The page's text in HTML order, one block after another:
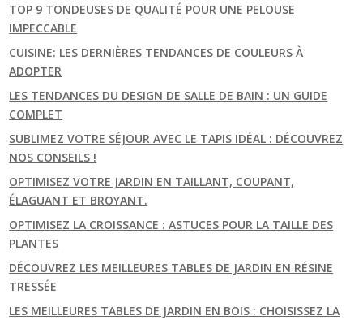
TOP 9 TONDEUSES DE QUALITÉ POUR UNE PELOUSE
IMPECCABLE
CUISINE: LES DERNIÈRES TENDANCES DE COULEURS À
ADOPTER
LES TENDANCES DU DESIGN DE SALLE DE BAIN : UN GUIDE
COMPLET
SUBLIMEZ VOTRE SÉJOUR AVEC LE TAPIS IDÉAL : DÉCOUVREZ
NOS CONSEILS !
OPTIMISEZ VOTRE JARDIN EN TAILLANT, COUPANT,
ÉLAGUANT ET BROYANT.
OPTIMISEZ LA CROISSANCE : ASTUCES POUR LA TAILLE DES
PLANTES
DÉCOUVREZ LES MEILLEURES TABLES DE JARDIN EN RÉSINE
TRESSÉE
LES MEILLEURES TABLES DE JARDIN EN BOIS : CHOISISSEZ LA